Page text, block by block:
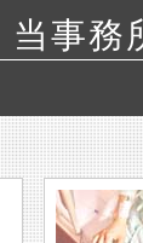
当事務